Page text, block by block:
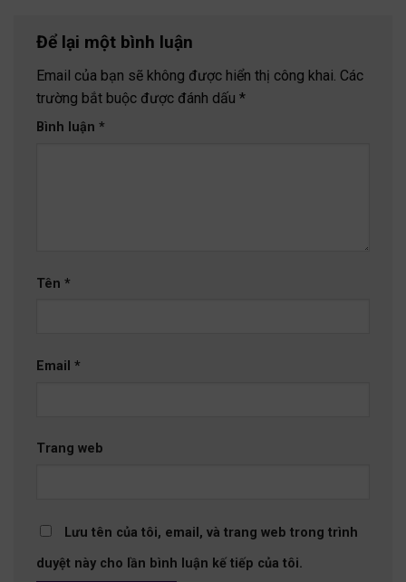
Để lại một bình luận
Email của bạn sẽ không được hiển thị công khai. Các
trường bắt buộc được đánh dấu *
Bình luận *
Tên *
Email *
Trang web
Lưu tên của tôi, email, và trang web trong trình
duyệt này cho lần bình luận kế tiếp của tôi.